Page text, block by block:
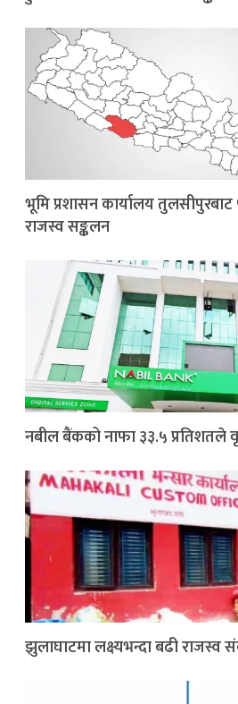
भूमि प्रशासन कार्यालय
राजस्व सङ्कलन
नबील बैंकको नाफा ३३.५ प्रतिशतले
झुलाघाटमा लक्ष्यभन्दा बढी राजस्व